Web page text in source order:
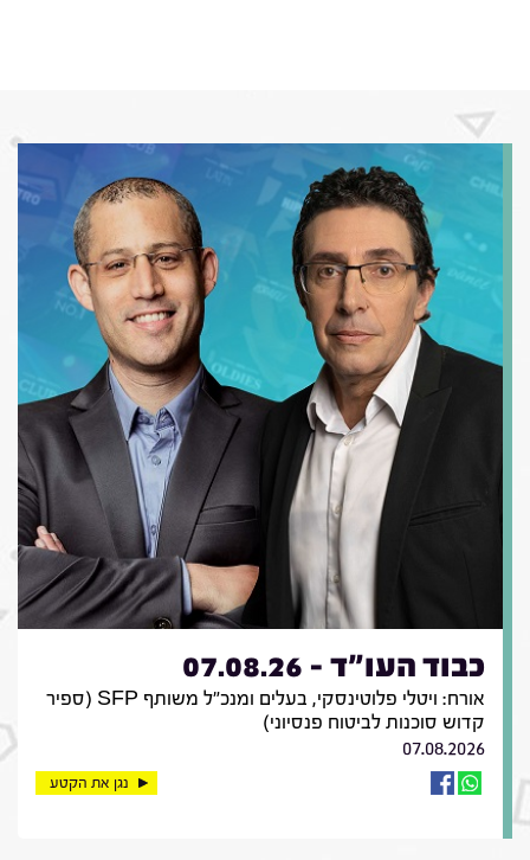
כבוד העו"ד - 07.08.26
אורח: ויטלי פלוטינסקי, בעלים ומנכ"ל משותף SFP (ספיר
קדוש סוכנות לביטוח פנסיוני)
07.08.2026
נגן את הקטע